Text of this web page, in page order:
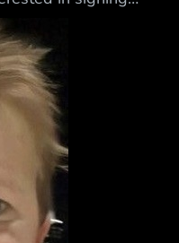
willing to offer the
being hard capped,
@anthonyVslater 報
Kuminga，但為了避